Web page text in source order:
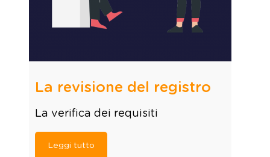
La revisione del registro
La verifica dei requisiti
Leggi tutto